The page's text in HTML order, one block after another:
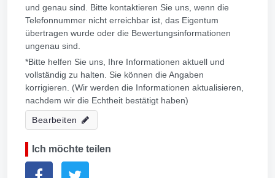
und genau sind. Bitte kontaktieren Sie uns, wenn die
Telefonnummer nicht erreichbar ist, das Eigentum
übertragen wurde oder die Bewertungsinformationen
ungenau sind.
*Bitte helfen Sie uns, Ihre Informationen aktuell und
vollständig zu halten. Sie können die Angaben
korrigieren. (Wir werden die Informationen aktualisieren,
nachdem wir die Echtheit bestätigt haben)
Bearbeiten
Ich möchte teilen